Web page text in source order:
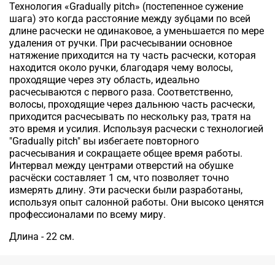
Технология «Gradually pitch» (постепенное сужение
шага) это когда расстояние между зубцами по всей
длине расчески не одинаковое, а уменьшается по мере
удаления от ручки. При расчесывании основное
натяжение приходится на ту часть расчески, которая
находится около ручки, благодаря чему волосы,
проходящие через эту область, идеально
расчесываются с первого раза. Соответственно,
волосы, проходящие через дальнюю часть расчески,
приходится расчесывать по нескольку раз, тратя на
это время и усилия. Используя расчески с технологией
"Gradually pitch" вы избегаете повторного
расчесывания и сокращаете общее время работы.
Интервал между центрами отверстий на обушке
расчёски составляет 1 см, что позволяет точно
измерять длину. Эти расчески были разработаны,
используя опыт салонной работы. Они высоко ценятся
профессионалами по всему миру.
Длина - 22 см.